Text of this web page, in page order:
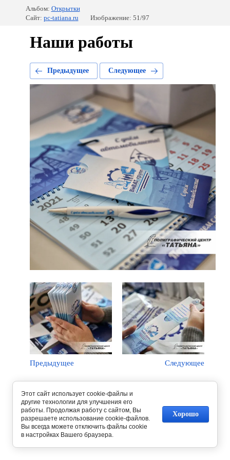
Альбом: Открытки
Сайт: pc-tatiana.ru Изображение: 51/97
Наши работы
Предыдущее Следующее
Предыдущее Следующее
Вернуться в галерею
Этот сайт использует cookie-файлы и
другие технологии для улучшения его
работы. Продолжая работу с сайтом, Вы
разрешаете использование cookie-файлов.
Вы всегда можете отключить файлы cookie
в настройках Вашего браузера.
Хорошо